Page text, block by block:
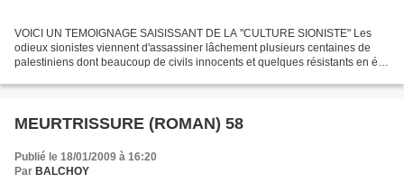
VOICI UN TEMOIGNAGE SAISISSANT DE LA "CULTURE SIONISTE" Les
odieux sionistes viennent d'assassiner lâchement plusieurs centaines de
palestiniens dont beaucoup de civils innocents et quelques résistants en état
MEURTRISSURE (ROMAN) 58
Publié le 18/01/2009 à 16:20
Par BALCHOY